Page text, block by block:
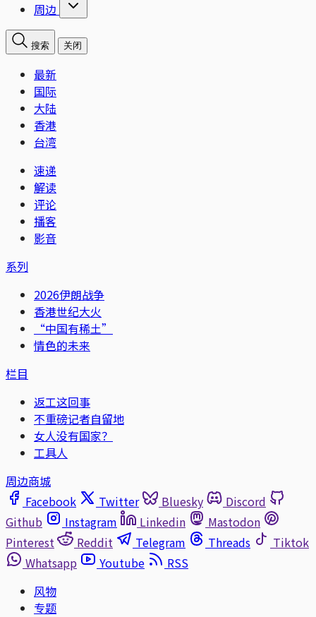
周边
搜索 关闭
最新
国际
大陆
香港
台湾
速递
解读
评论
播客
影音
系列
2026伊朗战争
香港世纪大火
“中国有稀土”
情色的未来
栏目
返工这回事
不重磅记者自留地
女人没有国家？
工具人
周边商城
Facebook
Twitter Bluesky
Discord
Github
Instagram Linkedin
Mastodon
Pinterest
Reddit Telegram Threads
Tiktok
Whatsapp
Youtube
RSS
风物
专题